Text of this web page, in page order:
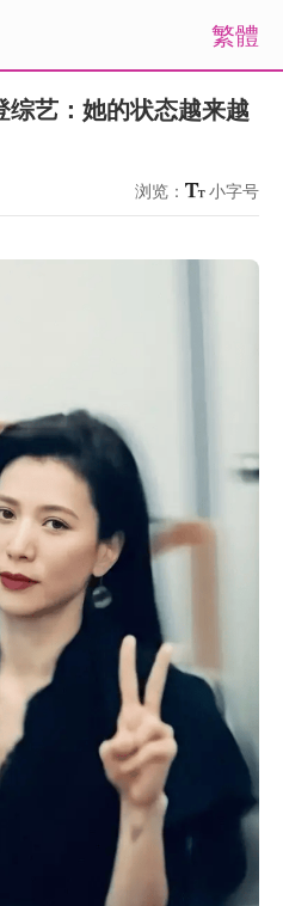
繁體
综艺：她的状态越来越
浏览： 小字号